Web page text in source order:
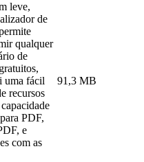
leve,
de
qualquer
de
uma fácil
recursos
PDF,
e
com as
91,3 MB